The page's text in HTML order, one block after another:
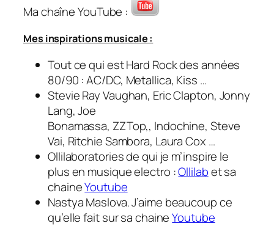
Ma chaîne YouTube :
Mes inspirations musicale :
Tout ce qui est Hard Rock des années
80/90 : AC/DC, Metallica, Kiss …
Stevie Ray Vaughan, Eric Clapton, Jonny
Lang, Joe
Bonamassa, ZZTop,, Indochine, Steve
Vai, Ritchie Sambora, Laura Cox …
Ollilaboratories de qui je m’inspire le
plus en musique electro :Ollilabet sa
chaineYoutube
Nastya Maslova. J’aime beaucoup ce
qu’elle fait sur sa chaineYoutube